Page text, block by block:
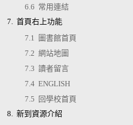
6.6 常用連結
7. 首頁右上功能
7.1 圖書館首頁
7.2 網站地圖
7.3 讀者留言
7.4 ENGLISH
7.5 回學校首頁
8. 新到資源介紹